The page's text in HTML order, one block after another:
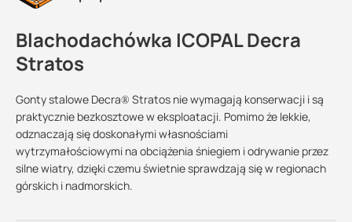
Blachodachówka ICOPAL Decra
Stratos
Gonty stalowe Decra® Stratos nie wymagają konserwacji i są
praktycznie bezkosztowe w eksploatacji. Pomimo że lekkie,
odznaczają się doskonałymi własnościami
wytrzymałościowymi na obciążenia śniegiem i odrywanie przez
silne wiatry, dzięki czemu świetnie sprawdzają się w regionach
górskich i nadmorskich.